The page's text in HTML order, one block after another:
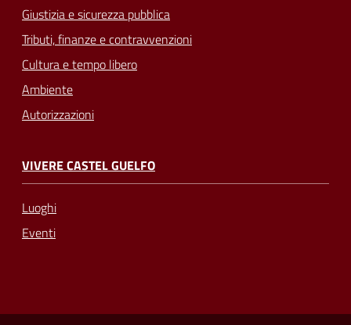
Giustizia e sicurezza pubblica
Tributi, finanze e contravvenzioni
Cultura e tempo libero
Ambiente
Autorizzazioni
VIVERE CASTEL GUELFO
Luoghi
Eventi